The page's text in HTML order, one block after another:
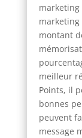
marketing
montant
meilleur
Points, il
bonnes
peuvent
message